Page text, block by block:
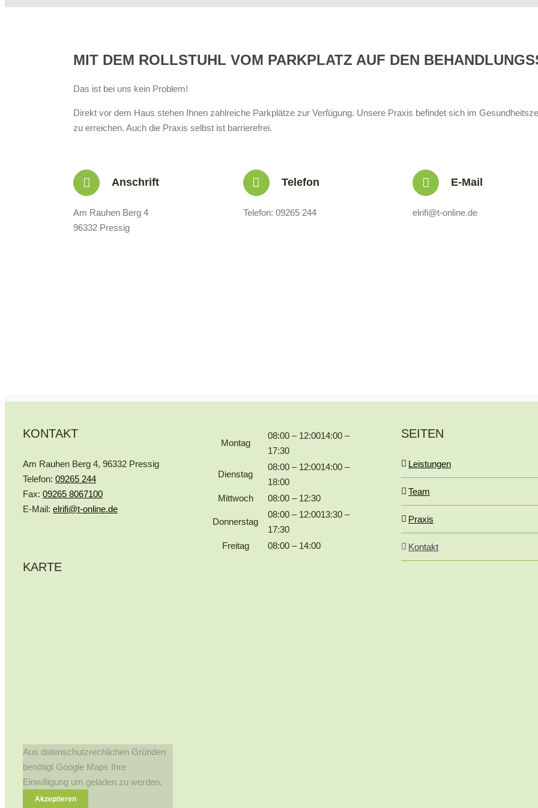
MIT DEM ROLLSTUHL VOM PARKPLATZ AUF DEN
Das ist bei uns kein Problem!
Direkt vor dem Haus stehen Ihnen zahlreiche Parkplätze zur Verfügung. Unsere Praxis befindet sich im
zu erreichen. Auch die Praxis selbst ist barrierefrei.
Anschrift
Am Rauhen Berg 4
96332 Pressig
Telefon
Telefon: 09265 244
E-Mail
elrifi@t-online.de
KONTAKT
Am Rauhen Berg 4, 96332 Pressig
Telefon: 09265 244
Fax: 09265 8067100
E-Mail: elrifi@t-online.de
Montag
08:00 – 12:0014:00 –
17:30
Dienstag
08:00 – 12:0014:00 –
18:00
Mittwoch
08:00 – 12:30
Donnerstag
08:00 – 12:0013:30 –
17:30
Freitag
08:00 – 14:00
SEITEN
Leistungen
Team
Praxis
Kontakt
KARTE
Aus datenschutzrechlichen Gründen
benötigt Google Maps Ihre
Einwilligung um geladen zu werden.
Akzeptieren